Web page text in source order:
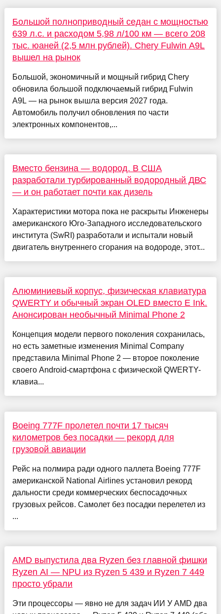
Большой полноприводный седан с мощностью
639 л.с. и расходом 5,98 л/100 км — всего 208
тыс. юаней (2,5 млн рублей). Chery Fulwin A9L
вышел на рынок
Большой, экономичный и мощный гибрид Chery
обновила большой подключаемый гибрид Fulwin
A9L — на рынок вышла версия 2027 года.
Автомобиль получил обновления по части
электронных компонентов,...
Вместо бензина — водород. В США
разработали турбированный водородный ДВС
— и он работает почти как дизель
Характеристики мотора пока не раскрыты Инженеры
американского Юго-Западного исследовательского
института (SwRI) разработали и испытали новый
двигатель внутреннего сгорания на водороде, этот...
Алюминиевый корпус, физическая клавиатура
QWERTY и обычный экран OLED вместо E Ink.
Анонсирован необычный Minimal Phone 2
Концепция модели первого поколения сохранилась,
но есть заметные изменения Minimal Company
представила Minimal Phone 2 — второе поколение
своего Android-смартфона с физической QWERTY-
клавиа...
Boeing 777F пролетел почти 17 тысяч
километров без посадки — рекорд для
грузовой авиации
Рейс на полмира ради одного паллета Boeing 777F
американской National Airlines установил рекорд
дальности среди коммерческих беспосадочных
грузовых рейсов. Самолет без посадки перелетел из
...
AMD выпустила два Ryzen без главной фишки
Ryzen AI — NPU из Ryzen 5 439 и Ryzen 7 449
просто убрали
Эти процессоры — явно не для задач ИИ У AMD два